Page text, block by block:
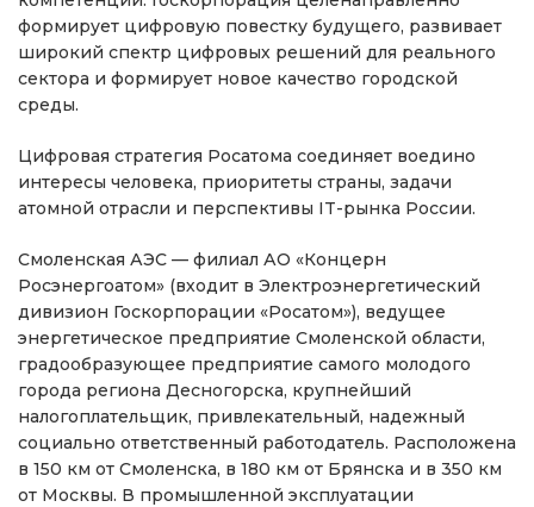
формирует цифровую повестку будущего, развивает
широкий спектр цифровых решений для реального
сектора и формирует новое качество городской
среды.
Цифровая стратегия Росатома соединяет воедино
интересы человека, приоритеты страны, задачи
атомной отрасли и перспективы IT-рынка России.
Смоленская АЭС — филиал АО «Концерн
Росэнергоатом» (входит в Электроэнергетический
дивизион Госкорпорации «Росатом»), ведущее
энергетическое предприятие Смоленской области,
градообразующее предприятие самого молодого
города региона Десногорска, крупнейший
налогоплательщик, привлекательный, надежный
социально ответственный работодатель. Расположена
в 150 км от Смоленска, в 180 км от Брянска и в 350 км
от Москвы. В промышленной эксплуатации